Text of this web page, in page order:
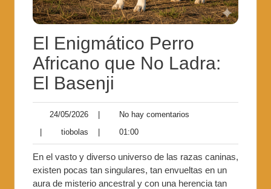
El Enigmático Perro
Africano que No Ladra:
El Basenji
24/05/2026
No hay comentarios
tiobolas 01:00
En el vasto y diverso universo de las razas caninas,
existen pocas tan singulares, tan envueltas en un
aura de misterio ancestral y con una herencia tan